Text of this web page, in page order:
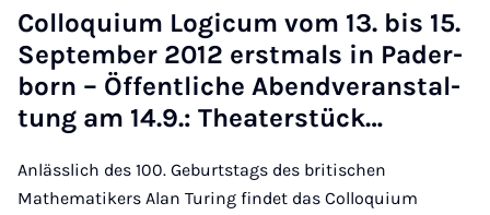
Col­lo­qui­um Lo­gi­cum vom 13. bis 15.
Sep­tem­ber 2012 erst­mals in Pa­der­
born – Öf­fent­li­che Abend­ver­an­stal­
tung am 14.9.: The­a­ter­stück…
Anlässlich des 100. Geburtstags des britischen
Mathematikers Alan Turing findet das Colloquium